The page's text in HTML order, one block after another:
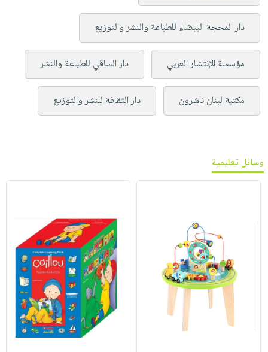
دار المحجة البيضاء للطباعة والنشر والتوزيع
مؤسسة الإنتشار العربي دار الساقي للطباعة والنشر
مكتبة لبنان ناشرون دار الثقافة للنشر والتوزيع
وسائل تعليمية